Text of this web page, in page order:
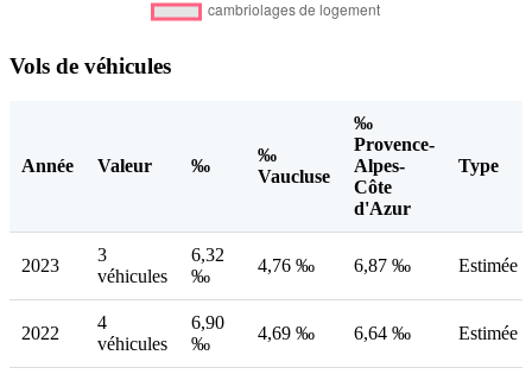
Vols de véhicules
Année Valeur ‰
‰
Vaucluse
‰
Provence-
Alpes-
Côte
d'Azur
Type
2023
3
véhicules
6,32
‰
4,76 ‰ 6,87 ‰ Estimée
2022
4
véhicules
6,90
‰
4,69 ‰ 6,64 ‰ Estimée